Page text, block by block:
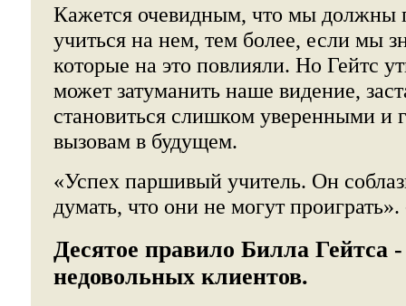
Кажется очевидным, что мы должны
учиться на нем, тем более, если мы
которые на это повлияли. Но Гейтс
может затуманить наше видение,
становиться слишком уверенными и
вызовам в будущем.
«Успех паршивый учитель. Он
думать, что они не могут
Десятое правило Билла Гейтса
недовольных клиентов.